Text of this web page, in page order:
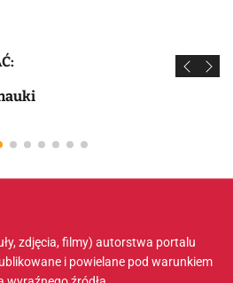
zdjęcia, filmy) autorstwa portalu
i powielane pod warunkiem